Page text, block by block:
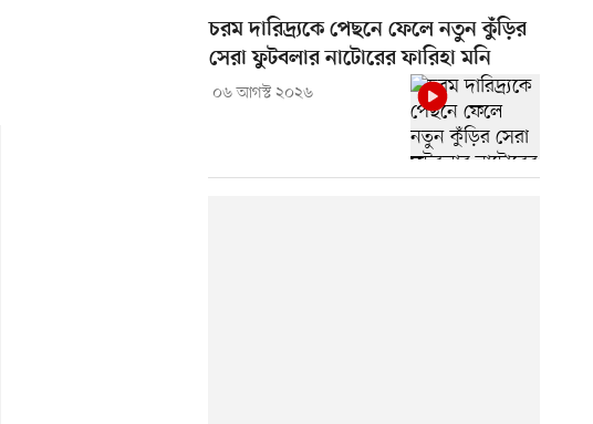
চরম দারিদ্র্যকে পেছনে ফেলে নতুন কুঁড়ির
সেরা ফুটবলার নাটোরের ফারিহা মনি
০৬ আগস্ট ২০২৬